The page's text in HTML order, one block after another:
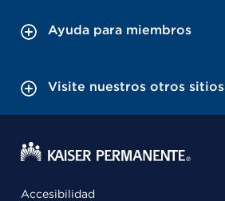
Ayuda para miembros
Visite nuestros otros sitios
Accesibilidad